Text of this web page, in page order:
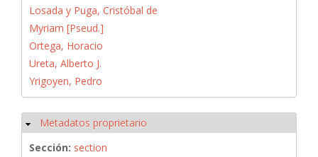
Losada y Puga, Cristóbal de
Myriam [Pseud.]
Ortega, Horacio
Ureta, Alberto J.
Yrigoyen, Pedro
Ocultar
Metadatos proprietario
Sección: section